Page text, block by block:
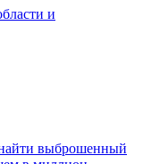
и
выброшенный